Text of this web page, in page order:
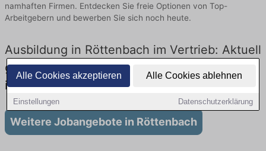
Alle Cookies akzeptieren Alle Cookies ablehnen
Einstellungen Datenschutzerklärung
namhaften Firmen. Entdecken Sie freie Optionen von Top-
Arbeitgebern und bewerben Sie sich noch heute.
Ausbildung in Röttenbach im Vertrieb: Aktuell
gibt es keine Stellenangebote für Ausbildung
in Röttenbach
Weitere Jobangebote in Röttenbach